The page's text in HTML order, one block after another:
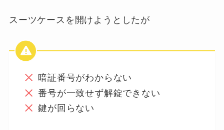
スーツケースを開けようとしたが
暗証番号がわからない
番号が一致せず解錠できない
鍵が回らない